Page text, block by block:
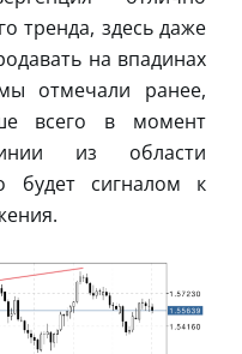
тренда, здесь даже
на впадинах
отмечали ранее,
всего в момент
из области
будет сигналом к